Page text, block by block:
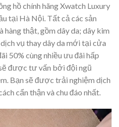
hồ chính hãng Xwatch Luxury
tại Hà Nội. Tất cả các sản
hàng thật, gồm dây da; dây kim
vụ thay dây da mới tại cửa
50% cùng nhiều ưu đãi hấp
được tư vấn bởi đội ngũ
Bạn sẽ được trải nghiệm dịch
cẩn thận và chu đáo nhất.